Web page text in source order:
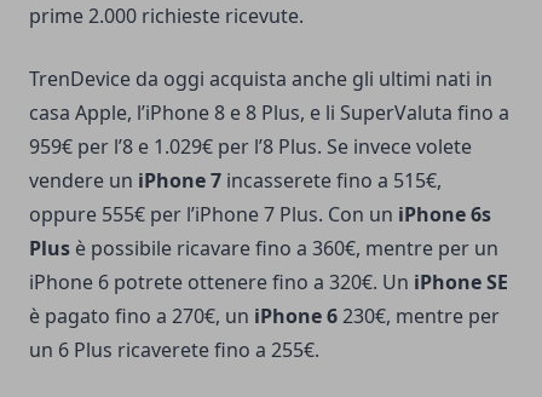
prime 2.000 richieste ricevute.
TrenDevice da oggi acquista anche gli ultimi nati in
casa Apple, l’iPhone 8 e 8 Plus, e li SuperValuta fino a
959€ per l’8 e 1.029€ per l’8 Plus. Se invece volete
vendere un iPhone 7 incasserete fino a 515€,
oppure 555€ per l’iPhone 7 Plus. Con un iPhone 6s
Plus è possibile ricavare fino a 360€, mentre per un
iPhone 6 potrete ottenere fino a 320€. Un iPhone SE
è pagato fino a 270€, un iPhone 6230€, mentre per
un 6 Plus ricaverete fino a 255€.